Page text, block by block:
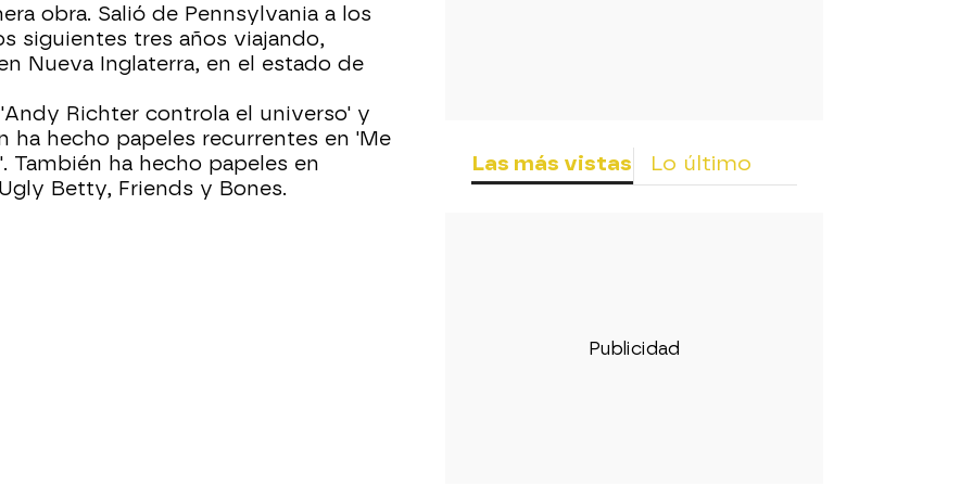
obra. Salió de Pennsylvania a los
siguientes tres años viajando,
Nueva Inglaterra, en el estado de
Richter controla el universo' y
ha hecho papeles recurrentes en 'Me
También ha hecho papeles en
Betty, Friends y Bones.
Las más vistas Lo último